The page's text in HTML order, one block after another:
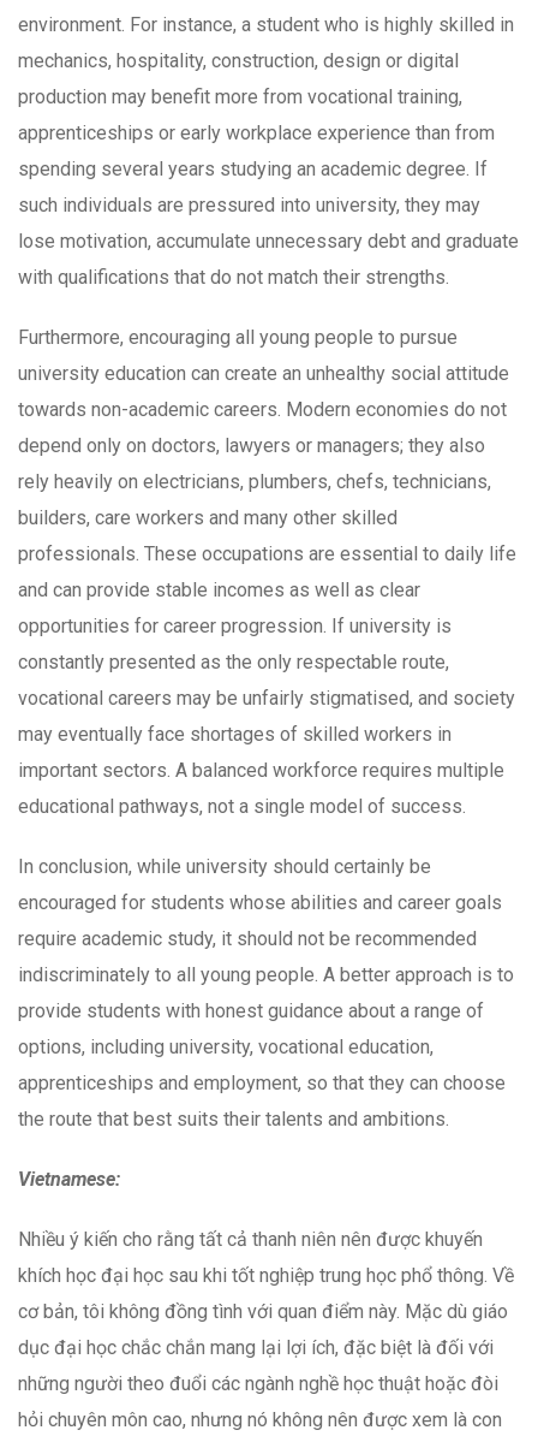
environment. For instance, a student who is highly skilled in
mechanics, hospitality, construction, design or digital
production may benefit more from vocational training,
apprenticeships or early workplace experience than from
spending several years studying an academic degree. If
such individuals are pressured into university, they may
lose motivation, accumulate unnecessary debt and graduate
with qualifications that do not match their strengths.
Furthermore, encouraging all young people to pursue
university education can create an unhealthy social attitude
towards non-academic careers. Modern economies do not
depend only on doctors, lawyers or managers; they also
rely heavily on electricians, plumbers, chefs, technicians,
builders, care workers and many other skilled
professionals. These occupations are essential to daily life
and can provide stable incomes as well as clear
opportunities for career progression. If university is
constantly presented as the only respectable route,
vocational careers may be unfairly stigmatised, and society
may eventually face shortages of skilled workers in
important sectors. A balanced workforce requires multiple
educational pathways, not a single model of success.
In conclusion, while university should certainly be
encouraged for students whose abilities and career goals
require academic study, it should not be recommended
indiscriminately to all young people. A better approach is to
provide students with honest guidance about a range of
options, including university, vocational education,
apprenticeships and employment, so that they can choose
the route that best suits their talents and ambitions.
Vietnamese:
Nhiều ý kiến cho rằng tất cả thanh niên nên được khuyến
khích học đại học sau khi tốt nghiệp trung học phổ thông. Về
cơ bản, tôi không đồng tình với quan điểm này. Mặc dù giáo
dục đại học chắc chắn mang lại lợi ích, đặc biệt là đối với
những người theo đuổi các ngành nghề học thuật hoặc đòi
hỏi chuyên môn cao, nhưng nó không nên được xem là con